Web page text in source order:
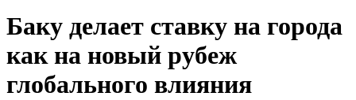
Баку делает ставку на города
как на новый рубеж
глобального влияния